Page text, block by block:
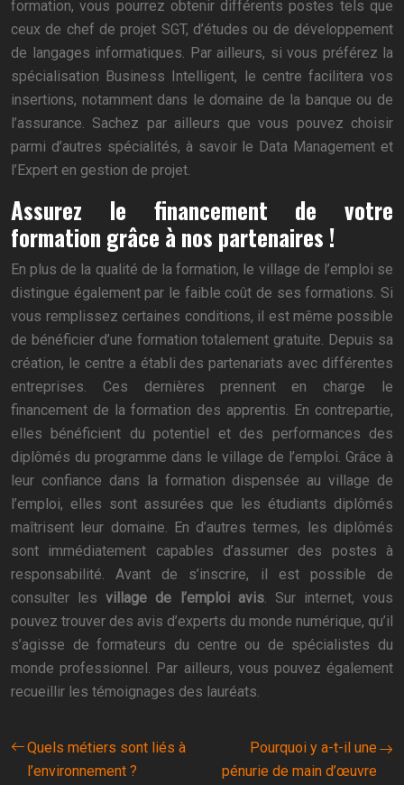
formation, vous pourrez obtenir différents postes tels que
ceux de chef de projet SGT, d’études ou de développement
de langages informatiques. Par ailleurs, si vous préférez la
spécialisation Business Intelligent, le centre facilitera vos
insertions, notamment dans le domaine de la banque ou de
l’assurance. Sachez par ailleurs que vous pouvez choisir
parmi d’autres spécialités, à savoir le Data Management et
l’Expert en gestion de projet.
Assurez le financement de votre
formation grâce à nos partenaires !
En plus de la qualité de la formation, le village de l’emploi se
distingue également par le faible coût de ses formations. Si
vous remplissez certaines conditions, il est même possible
de bénéficier d’une formation totalement gratuite. Depuis sa
création, le centre a établi des partenariats avec différentes
entreprises. Ces dernières prennent en charge le
financement de la formation des apprentis. En contrepartie,
elles bénéficient du potentiel et des performances des
diplômés du programme dans le village de l’emploi. Grâce à
leur confiance dans la formation dispensée au village de
l’emploi, elles sont assurées que les étudiants diplômés
maîtrisent leur domaine. En d’autres termes, les diplômés
sont immédiatement capables d’assumer des postes à
responsabilité. Avant de s’inscrire, il est possible de
consulter lesvillage de l’emploi avis. Sur internet, vous
pouvez trouver des avis d’experts du monde numérique, qu’il
s’agisse de formateurs du centre ou de spécialistes du
monde professionnel. Par ailleurs, vous pouvez également
recueillir les témoignages des lauréats.
Quels métiers sont liés à
l’environnement ?
Pourquoi y a-t-il une
pénurie de main d’œuvre